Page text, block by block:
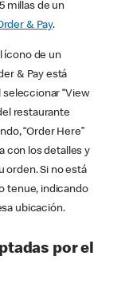
millas de un
& Pay.
ícono de un
& Pay está
“View
restaurante
“Order Here”
con los detalles y
orden. Si no está
tenue, indicando
ubicación.
por el